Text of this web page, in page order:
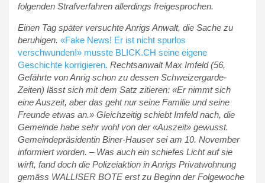
folgenden Strafverfahren allerdings freigesprochen.
Einen Tag später versuchte Anrigs Anwalt, die Sache zu
beruhigen. «Fake News! Er ist nicht spurlos
verschwunden!» musste BLICK.CH seine eigene
Geschichte korrigieren. Rechtsanwalt Max Imfeld (56,
Gefährte von Anrig schon zu dessen Schweizergarde-
Zeiten) lässt sich mit dem Satz zitieren: «Er nimmt sich
eine Auszeit, aber das geht nur seine Familie und seine
Freunde etwas an.» Gleichzeitig schiebt Imfeld nach, die
Gemeinde habe sehr wohl von der «Auszeit» gewusst.
Gemeindepräsidentin Biner-Hauser sei am 10. November
informiert worden. – Was auch ein schiefes Licht auf sie
wirft, fand doch die Polizeiaktion in Anrigs Privatwohnung
gemäss WALLISER BOTE erst zu Beginn der Folgewoche